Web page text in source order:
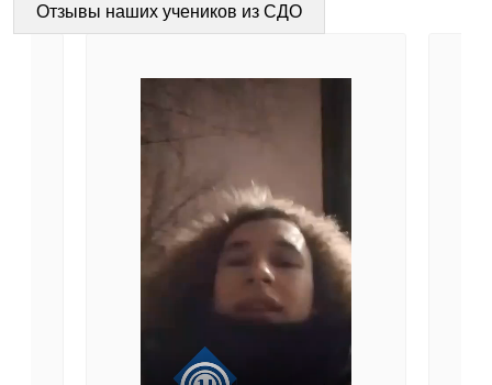
Отзывы наших учеников из СДО